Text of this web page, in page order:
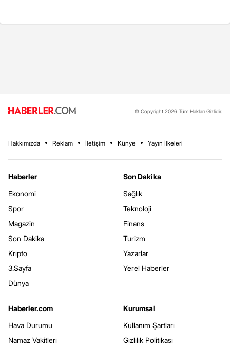
© Copyright 2026 Tüm Hakları Gizlidir.
Hakkımızda Reklam İletişim Künye Yayın İlkeleri
Haberler
Ekonomi
Spor
Magazin
Son Dakika
Kripto
3.Sayfa
Dünya
Son Dakika
Sağlık
Teknoloji
Finans
Turizm
Yazarlar
Yerel Haberler
Haberler.com
Hava Durumu
Namaz Vakitleri
Kurumsal
Kullanım Şartları
Gizlilik Politikası